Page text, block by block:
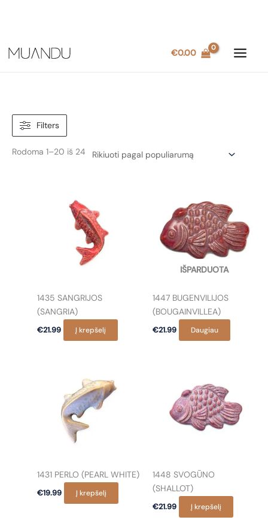
prie
€0.00
Filters
Rodoma 1–20 iš 24 Rūšiuojama
1435 SANGRIJOS
(SANGRIA)
€21.99 Į krepšelį
IŠPARDUOTA
1447 BUGENVILIJOS
(BOUGAINVILLEA)
€21.99 Daugiau
1431 PERLO (PEARL WHITE)
€19.99 Į krepšelį
1448 SVOGŪNO
(SHALLOT)
€21.99 Į krepšelį